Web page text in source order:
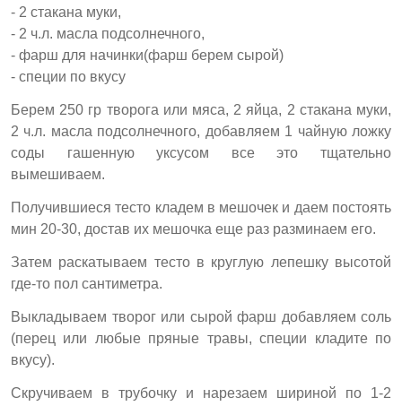
- 2 стакана муки,
- 2 ч.л. масла подсолнечного,
- фарш для начинки(фарш берем сырой)
- специи по вкусу
Берем 250 гр творога или мяса, 2 яйца, 2 стакана муки,
2 ч.л. масла подсолнечного, добавляем 1 чайную ложку
соды гашенную уксусом все это тщательно
вымешиваем.
Получившиеся тесто кладем в мешочек и даем постоять
мин 20-30, достав их мешочка еще раз разминаем его.
Затем раскатываем тесто в круглую лепешку высотой
где-то пол сантиметра.
Выкладываем творог или сырой фарш добавляем соль
(перец или любые пряные травы, специи кладите по
вкусу).
Скручиваем в трубочку и нарезаем шириной по 1-2